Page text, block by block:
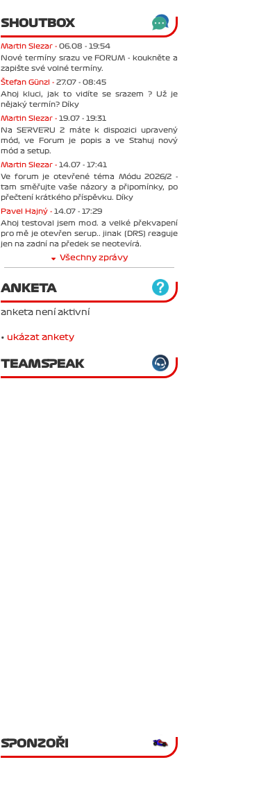
SHOUTBOX
Martin Slezar - 06.08 - 19:54
Nové termíny srazu ve FORUM - koukněte a
zapište své volné termíny.
Štefan Günzl - 27.07 - 08:45
Ahoj kluci, jak to vidíte se srazem ? Už je
nějaký termín? Díky
Martin Slezar - 19.07 - 19:31
Na SERVERU 2 máte k dispozici upravený
mód, ve Forum je popis a ve Stahuj nový
mód a setup.
Martin Slezar - 14.07 - 17:41
Ve forum je otevřené téma Módu 2026/2 -
tam směřujte vaše názory a připomínky, po
přečtení krátkého příspěvku. Díky
Pavel Hajný - 14.07 - 17:29
Ahoj testoval jsem mod. a velké překvapení
pro mě je otevřen serup.. jinak (DRS) reaguje
jen na zadní na předek se neotevírá.
Všechny zprávy
ANKETA
anketa není aktivní
• ukázat ankety
TEAMSPEAK
SPONZOŘI